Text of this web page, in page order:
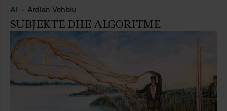
AI Ardian Vehbiu
SUBJEKTE DHE ALGORITME